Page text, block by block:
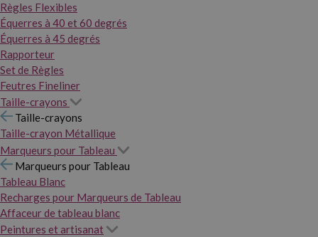
Règles Flexibles
Équerres à 40 et 60 degrés
Équerres à 45 degrés
Rapporteur
Set de Règles
Feutres Fineliner
Taille-crayons
Taille-crayons
Taille-crayon Métallique
Marqueurs pour Tableau
Marqueurs pour Tableau
Tableau Blanc
Recharges pour Marqueurs de Tableau
Affaceur de tableau blanc
Peintures et artisanat